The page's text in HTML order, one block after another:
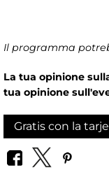
Il programma
La tua opinione
tua opinione
Gratis con la